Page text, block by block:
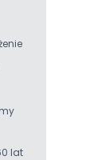
lat